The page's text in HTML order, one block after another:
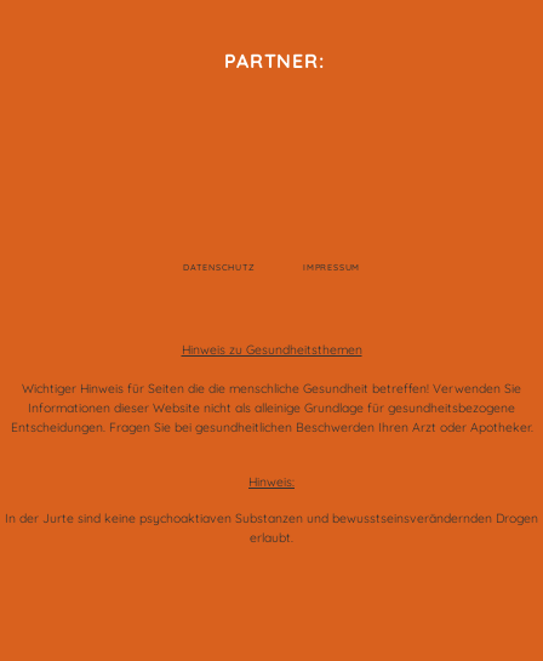
PARTNER:
DATENSCHUTZ IMPRESSUM
Hinweis zu Gesundheitsthemen
Wichtiger Hinweis für Seiten die die menschliche Gesundheit betreffen! Verwenden Sie
Informationen dieser Website nicht als alleinige Grundlage für gesundheitsbezogene
Entscheidungen. Fragen Sie bei gesundheitlichen Beschwerden Ihren Arzt oder Apotheker.
Hinweis:
In der Jurte sind keine psychoaktiaven Substanzen und bewusstseinsverändernden Drogen
erlaubt.